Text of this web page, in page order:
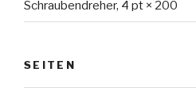
Schraubendreher, 4 pt × 200
SEITEN